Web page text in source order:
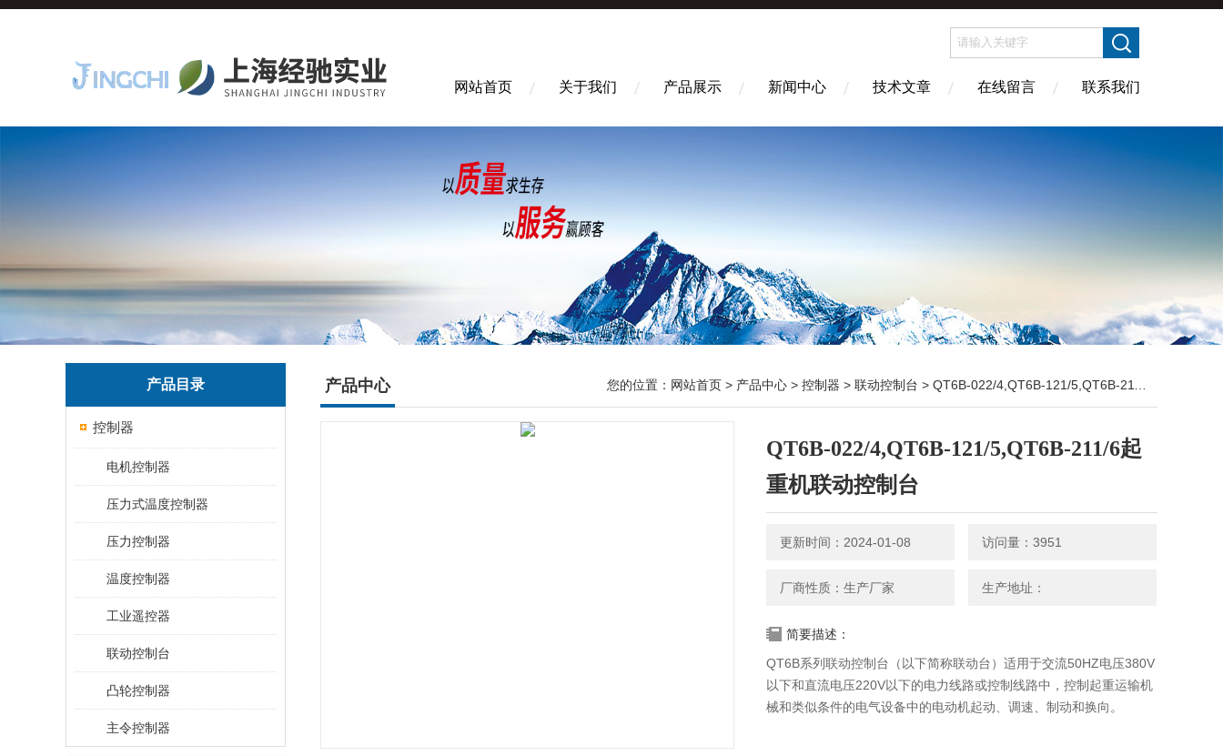
网站首页 关于我们 产品展示 新闻中心 技术文章 在线留言 联系我们
产品目录
控制器
电机控制器
压力式温度控制器
压力控制器
温度控制器
工业遥控器
联动控制台
凸轮控制器
主令控制器
产品中心 您的位置： 网站首页 > 产品中心 > 控制器 > 联动控制台 > QT6B-022/4,QT6B-121/5,QT6B-211/6起重机联动控制台
QT6B-022/4,QT6B-121/5,QT6B-211/6起
重机联动控制台
更新时间：2024-01-08 访问量：3951
厂商性质：生产厂家 生产地址：
简要描述：
QT6B系列联动控制台（以下简称联动台）适用于交流50HZ电压380V
以下和直流电压220V以下的电力线路或控制线路中，控制起重运输机
械和类似条件的电气设备中的电动机起动、调速、制动和换向。